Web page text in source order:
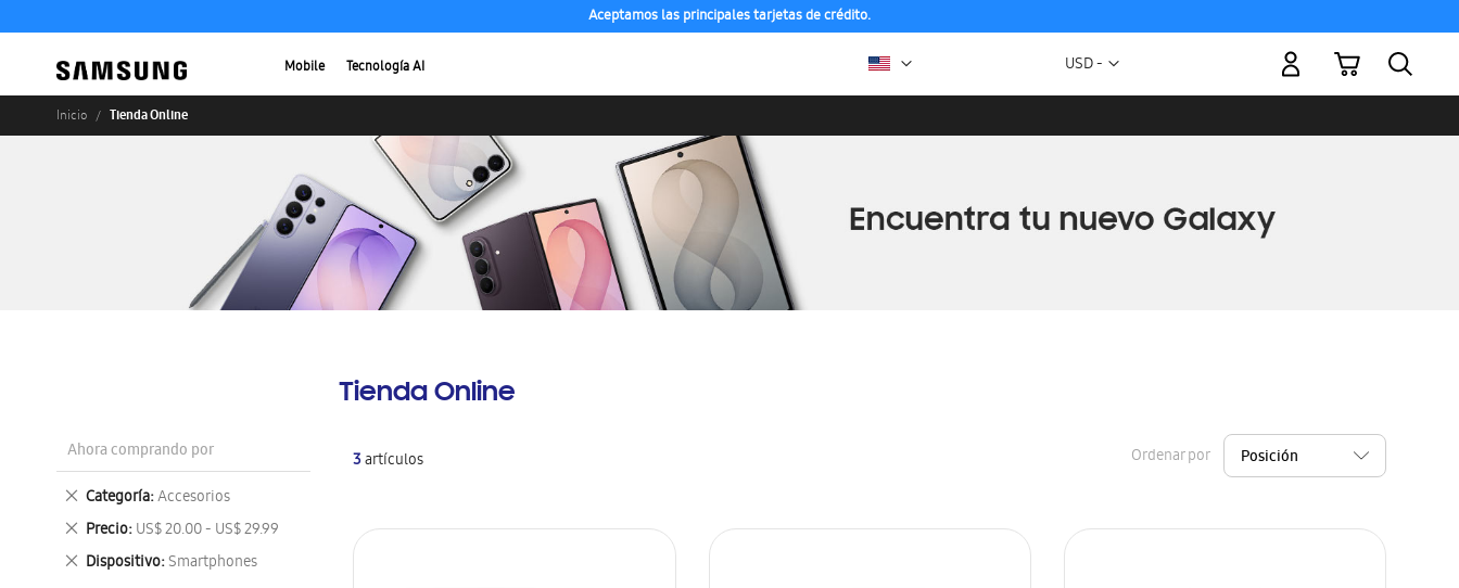
Aceptamos las principales tarjetas de crédito.
Mobile Tecnología AI Moneda
USD -
Mi carrito
Inicio Tienda Online
Tienda Online
3artículos Ordenar por
Ahora comprando por
Categoría Accesorios
Eliminar
este
artículo
Precio US$ 20.00 - US$ 29.99
Eliminar
este
artículo
Dispositivo Smartphones
Eliminar